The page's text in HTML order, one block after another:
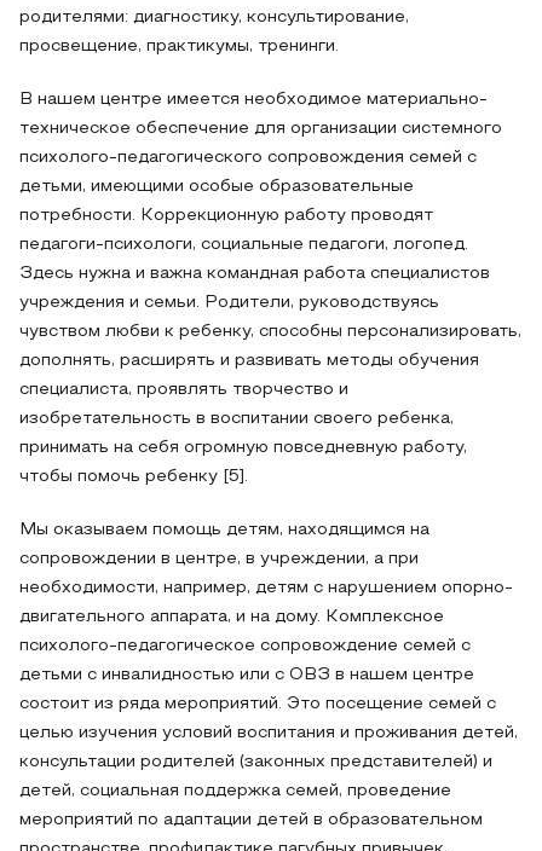
родителями: диагностику, консультирование,
просвещение, практикумы, тренинги.
В нашем центре имеется необходимое материально-
техническое обеспечение для организации системного
психолого-педагогического сопровождения семей с
детьми, имеющими особые образовательные
потребности. Коррекционную работу проводят
педагоги-психологи, социальные педагоги, логопед.
Здесь нужна и важна командная работа специалистов
учреждения и семьи. Родители, руководствуясь
чувством любви к ребенку, способны персонализировать,
дополнять, расширять и развивать методы обучения
специалиста, проявлять творчество и
изобретательность в воспитании своего ребенка,
принимать на себя огромную повседневную работу,
чтобы помочь ребенку [5].
Мы оказываем помощь детям, находящимся на
сопровождении в центре, в учреждении, а при
необходимости, например, детям с нарушением опорно-
двигательного аппарата, и на дому. Комплексное
психолого-педагогическое сопровождение семей с
детьми с инвалидностью или с ОВЗ в нашем центре
состоит из ряда мероприятий. Это посещение семей с
целью изучения условий воспитания и проживания детей,
консультации родителей (законных представителей) и
детей, социальная поддержка семей, проведение
мероприятий по адаптации детей в образовательном